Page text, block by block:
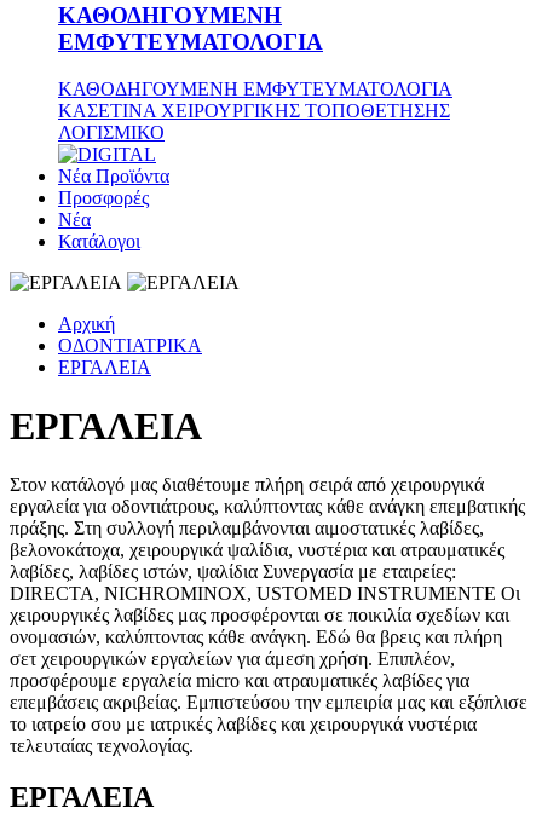
ΚΑΘΟΔΗΓΟΥΜΕΝΗ
ΕΜΦΥΤΕΥΜΑΤΟΛΟΓΙΑ
ΚΑΘΟΔΗΓΟΥΜΕΝΗ ΕΜΦΥΤΕΥΜΑΤΟΛΟΓΙΑ
ΚΑΣΕΤΙΝΑ ΧΕΙΡΟΥΡΓΙΚΗΣ ΤΟΠΟΘΕΤΗΣΗΣ
ΛΟΓΙΣΜΙΚΟ
Νέα Προϊόντα
Προσφορές
Νέα
Κατάλογοι
Αρχική
ΟΔΟΝΤΙΑΤΡΙΚΑ
ΕΡΓΑΛΕΙΑ
ΕΡΓΑΛΕΙΑ
Στον κατάλογό μας διαθέτουμε πλήρη σειρά από χειρουργικά
εργαλεία για οδοντιάτρους, καλύπτοντας κάθε ανάγκη επεμβατικής
πράξης. Στη συλλογή περιλαμβάνονται αιμοστατικές λαβίδες,
βελονοκάτοχα, χειρουργικά ψαλίδια, νυστέρια και ατραυματικές
λαβίδες, λαβίδες ιστών, ψαλίδια Συνεργασία με εταιρείες:
DIRECTA, NICHROMINOX, USTOMED INSTRUMENTE Οι
χειρουργικές λαβίδες μας προσφέρονται σε ποικιλία σχεδίων και
ονομασιών, καλύπτοντας κάθε ανάγκη. Εδώ θα βρεις και πλήρη
σετ χειρουργικών εργαλείων για άμεση χρήση. Επιπλέον,
προσφέρουμε εργαλεία micro και ατραυματικές λαβίδες για
επεμβάσεις ακριβείας. Εμπιστεύσου την εμπειρία μας και εξόπλισε
το ιατρείο σου με ιατρικές λαβίδες και χειρουργικά νυστέρια
τελευταίας τεχνολογίας.
ΕΡΓΑΛΕΙΑ